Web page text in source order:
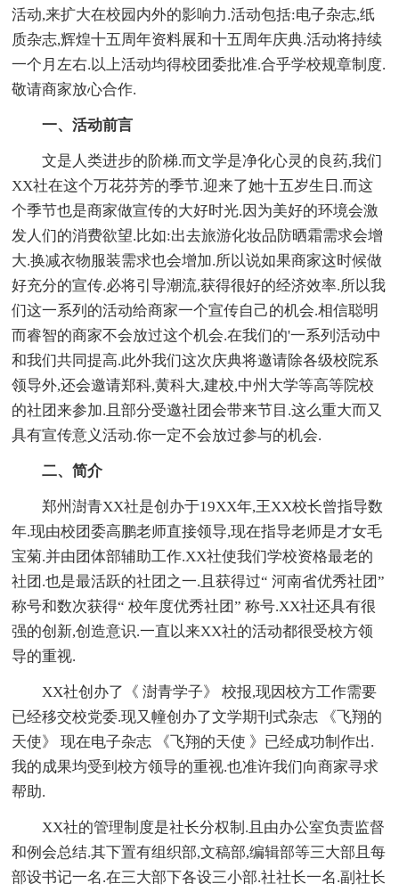
活动,来扩大在校园内外的影响力.活动包括:电子杂志,纸
质杂志,辉煌十五周年资料展和十五周年庆典.活动将持续
一个月左右.以上活动均得校团委批准.合乎学校规章制度.
敬请商家放心合作.
一、活动前言
文是人类进步的阶梯.而文学是净化心灵的良药,我们
XX社在这个万花芬芳的季节.迎来了她十五岁生日.而这
个季节也是商家做宣传的大好时光.因为美好的环境会激
发人们的消费欲望.比如:出去旅游化妆品防晒霜需求会增
大.换减衣物服装需求也会增加.所以说如果商家这时候做
好充分的宣传.必将引导潮流,获得很好的经济效率.所以我
们这一系列的活动给商家一个宣传自己的机会.相信聪明
而睿智的商家不会放过这个机会.在我们的'一系列活动中
和我们共同提高.此外我们这次庆典将邀请除各级校院系
领导外,还会邀请郑科,黄科大,建校,中州大学等高等院校
的社团来参加.且部分受邀社团会带来节目.这么重大而又
具有宣传意义活动.你一定不会放过参与的机会.
二、简介
郑州澍青XX社是创办于19XX年,王XX校长曾指导数
年.现由校团委高鹏老师直接领导,现在指导老师是才女毛
宝菊.并由团体部辅助工作.XX社使我们学校资格最老的
社团.也是最活跃的社团之一.且获得过“ 河南省优秀社团”
称号和数次获得“ 校年度优秀社团” 称号.XX社还具有很
强的创新,创造意识.一直以来XX社的活动都很受校方领
导的重视.
XX社创办了《 澍青学子》 校报,现因校方工作需要
已经移交校党委.现又幢创办了文学期刊式杂志 《飞翔的
天使》 现在电子杂志 《飞翔的天使 》已经成功制作出.
我的成果均受到校方领导的重视.也准许我们向商家寻求
帮助.
XX社的管理制度是社长分权制.且由办公室负责监督
和例会总结.其下置有组织部,文稿部,编辑部等三大部且每
部设书记一名.在三大部下各设三小部.社社长一名.副社长